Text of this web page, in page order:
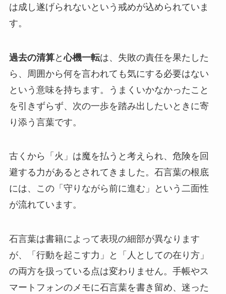
は成し遂げられないという戒めが込められていま
す。
過去の清算と心機一転は、失敗の責任を果たした
ら、周囲から何を言われても気にする必要はない
という意味を持ちます。うまくいかなかったこと
を引きずらず、次の一歩を踏み出したいときに寄
り添う言葉です。
古くから「火」は魔を払うと考えられ、危険を回
避する力があるとされてきました。石言葉の根底
には、この「守りながら前に進む」という二面性
が流れています。
石言葉は書籍によって表現の細部が異なります
が、「行動を起こす力」と「人としての在り方」
の両方を扱っている点は変わりません。手帳やス
マートフォンのメモに石言葉を書き留め、迷った